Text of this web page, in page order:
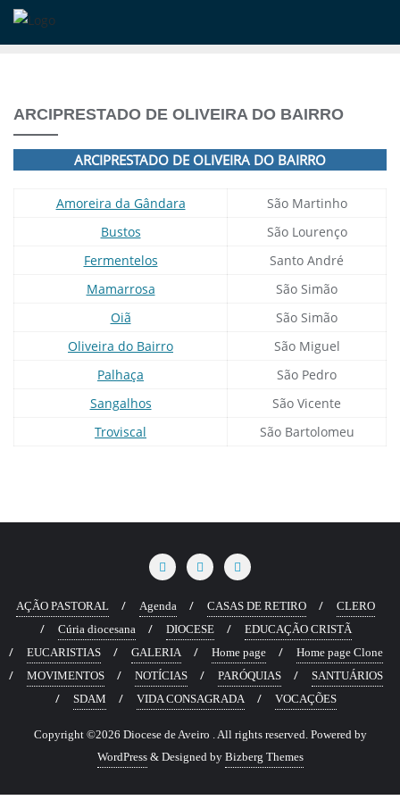
Skip
ARCIPRESTADO DE OLIVEIRA DO BAIRRO
ARCIPRESTADO DE OLIVEIRA DO BAIRRO
Amoreira da Gândara
São Martinho
Bustos
São Lourenço
Fermentelos
Santo André
Mamarrosa
São Simão
Oiã
São Simão
Oliveira do Bairro
São Miguel
Palhaça
São Pedro
Sangalhos
São Vicente
Troviscal
São Bartolomeu
AÇÃO PASTORAL Agenda CASAS DE RETIRO
CLERO
Cúria diocesana
DIOCESE
EDUCAÇÃO CRISTÃ
EUCARISTIAS
GALERIA Home page
Home page Clone
MOVIMENTOS
NOTÍCIAS PARÓQUIAS
SANTUÁRIOS
SDAM
VIDA CONSAGRADA VOCAÇÕES
Copyright ©2026 Diocese de Aveiro . All rights reserved. Powered by
WordPress & Designed by Bizberg Themes